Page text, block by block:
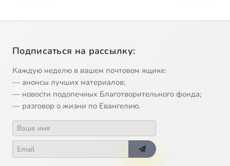
Подписаться на рассылку:
Каждую неделю в вашем почтовом ящике:
— анонсы лучших материалов;
— новости подопечных Благотворительного фонда;
— разговор о жизни по Евангелию.